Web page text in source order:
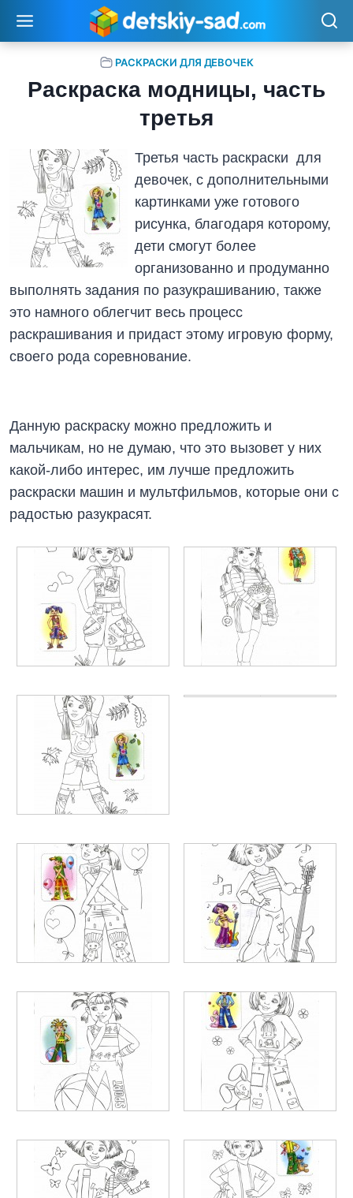
РАСКРАСКИ ДЛЯ ДЕВОЧЕК
Раскраска модницы, часть
третья
Третья часть раскраски для
девочек, с дополнительными
картинками уже готового
рисунка, благодаря которому,
дети смогут более
организованно и продуманно
выполнять задания по разукрашиванию, также
это намного облегчит весь процесс
раскрашивания и придаст этому игровую форму,
своего рода соревнование.
Данную раскраску можно предложить и
мальчикам, но не думаю, что это вызовет у них
какой-либо интерес, им лучше предложить
раскраски машин и мультфильмов, которые они с
радостью разукрасят.